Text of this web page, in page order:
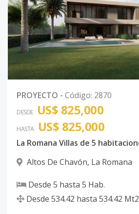
PROYECTO - Código: 2870
DESDE US$ 825,000
HASTA US$ 825,000
Altos De Chavón, La Romana
Desde 5 hasta 5 Hab.
Desde 534.42 hasta 534.42 Mt2